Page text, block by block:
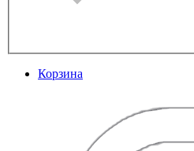
Корзина